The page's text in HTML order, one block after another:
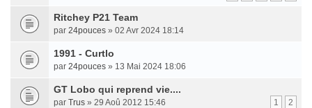
Ritchey P21 Team
par 24pouces » 02 Avr 2024 18:14
1991 - Curtlo
par 24pouces » 13 Mai 2024 18:06
GT Lobo qui reprend vie....
1 2
par Trus » 29 Aoû 2012 15:46